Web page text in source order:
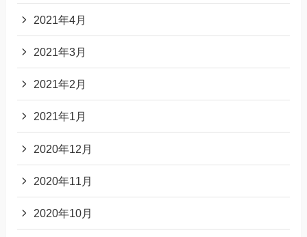
2021年4月
2021年3月
2021年2月
2021年1月
2020年12月
2020年11月
2020年10月